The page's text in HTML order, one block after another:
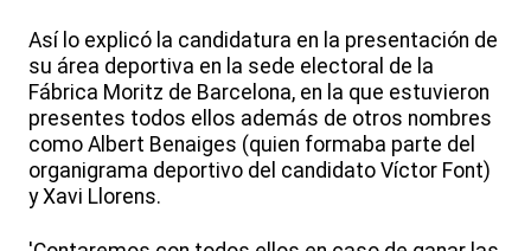
Así lo explicó la candidatura en la presentación de
su área deportiva en la sede electoral de la
Fábrica Moritz de Barcelona, en la que estuvieron
presentes todos ellos además de otros nombres
como Albert Benaiges (quien formaba parte del
organigrama deportivo del candidato Víctor Font)
y Xavi Llorens.